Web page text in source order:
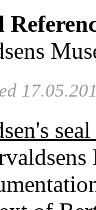
seal